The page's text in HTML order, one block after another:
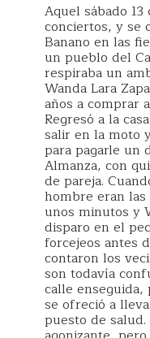
Aquel sábado
conciertos, y se
Banano en las
un pueblo del
respiraba un
Wanda Lara
años a comprar
Regresó a la
salir en la moto
para pagarle un
Almanza, con
de pareja.
hombre eran las
unos minutos y
disparo en el
forcejeos antes
contaron los
son todavía
calle
se ofreció a
puesto de